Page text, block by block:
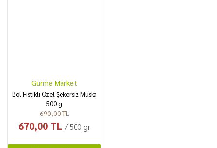
Gurme Market
Bol Fıstıklı Özel Şekersiz Muska
500 g
690,00 TL
670,00 TL / 500 gr